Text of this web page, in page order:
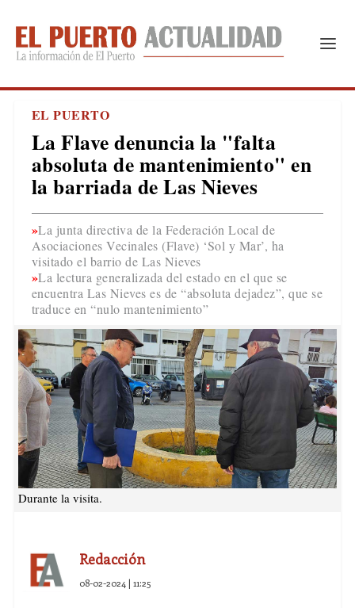
EL PUERTO
La Flave denuncia la "falta
absoluta de mantenimiento" en
la barriada de Las Nieves
La junta directiva de la Federación Local de
Asociaciones Vecinales (Flave) ‘Sol y Mar’, ha
visitado el barrio de Las Nieves
La lectura generalizada del estado en el que se
encuentra Las Nieves es de “absoluta dejadez”, que se
traduce en “nulo mantenimiento”
Durante la visita.
Redacción
08-02-2024 | 11:25